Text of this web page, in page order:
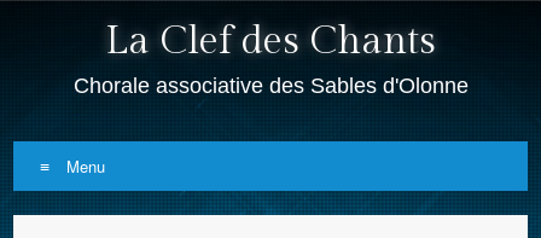
La Clef des Chants
Chorale associative des Sables d'Olonne
Menu
Skip